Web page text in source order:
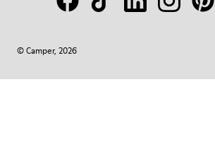
© Camper, 2026